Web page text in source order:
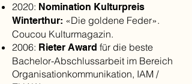
​2020: Nomination Kulturpreis
Winterthur: «Die goldene Feder».
Coucou Kulturmagazin.
2006: Rieter Award für die beste
Bachelor-Abschlussarbeit im Bereich
Organisationkommunikation, IAM /